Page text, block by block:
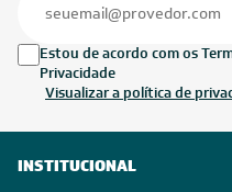
Estou de acordo com os
Privacidade
Visualizar a política de
INSTITUCIONAL